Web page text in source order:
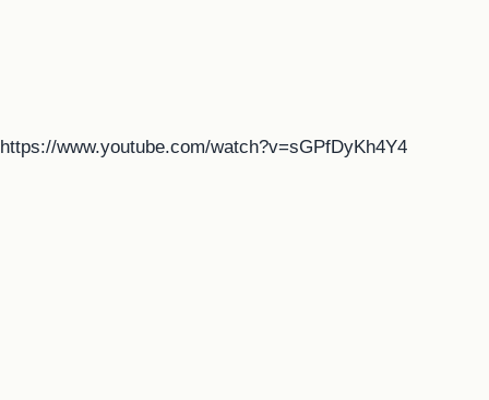
https://www.youtube.com/watch?v=sGPfDyKh4Y4